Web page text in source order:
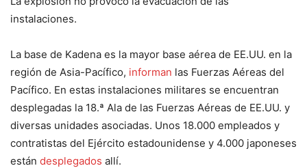
instalaciones.
La base de Kadena es la mayor base aérea de EE.UU. en la
región de Asia-Pacífico, informan las Fuerzas Aéreas del
Pacífico. En estas instalaciones militares se encuentran
desplegadas la 18.ª Ala de las Fuerzas Aéreas de EE.UU. y
diversas unidades asociadas. Unos 18.000 empleados y
contratistas del Ejército estadounidense y 4.000 japoneses
están desplegados allí.